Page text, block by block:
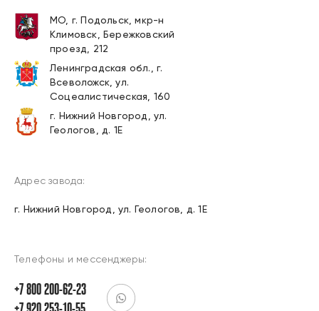
МО, г. Подольск, мкр-н
Климовск, Бережковский
проезд, 212
Ленинградская обл., г.
Всеволожск, ул.
Соцеалистическая, 160
г. Нижний Новгород, ул.
Геологов, д. 1Е
г. Нижний Новгород, ул. Геологов, д. 1Е
Телефоны и мессенджеры:
+7 800 200-62-23
+7 920 253-10-55
Адрес завода: